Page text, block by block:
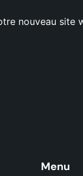
nouveau site
Menu